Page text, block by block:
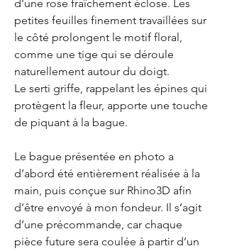
d’une rose fraîchement éclose. Les
petites feuilles finement travaillées sur
le côté prolongent le motif floral,
comme une tige qui se déroule
naturellement autour du doigt.
Le serti griffe, rappelant les épines qui
protègent la fleur, apporte une touche
de piquant à la bague.
Le bague présentée en photo a
d’abord été entièrement réalisée à la
main, puis conçue sur Rhino3D afin
d’être envoyé à mon fondeur. Il s’agit
d’une précommande, car chaque
pièce future sera coulée à partir d’un